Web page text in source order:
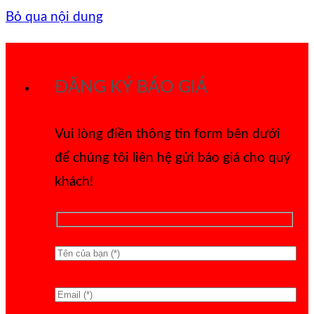
Bỏ qua nội dung
ĐĂNG KÝ BÁO GIÁ
Vui lòng điền thông tin form bên dưới
để chúng tôi liên hệ gửi báo giá cho quý
khách!